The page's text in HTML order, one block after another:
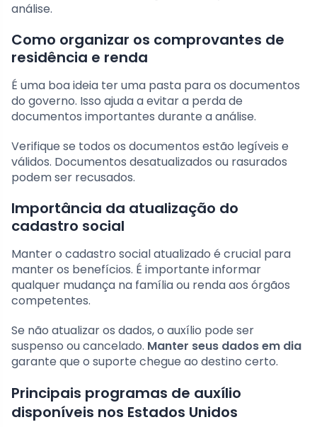
análise.
Como organizar os comprovantes de
residência e renda
É uma boa ideia ter uma pasta para os documentos
do governo. Isso ajuda a evitar a perda de
documentos importantes durante a análise.
Verifique se todos os documentos estão legíveis e
válidos. Documentos desatualizados ou rasurados
podem ser recusados.
Importância da atualização do
cadastro social
Manter o cadastro social atualizado é crucial para
manter os benefícios. É importante informar
qualquer mudança na família ou renda aos órgãos
competentes.
Se não atualizar os dados, o auxílio pode ser
suspenso ou cancelado. Manter seus dados em dia
garante que o suporte chegue ao destino certo.
Principais programas de auxílio
disponíveis nos Estados Unidos